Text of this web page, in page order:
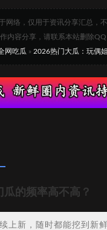
网络，仅用于资讯分享汇总，不
内容分享，请联系本站删除
网吃瓜 » 2026热门大瓜：玩偶
瓜的频率高不高？
上新，随时都能挖到新鲜